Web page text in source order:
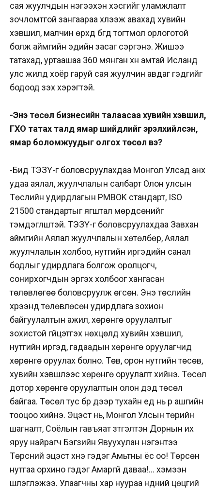
сая жуулчдын нэгээхэн хэсгийг уламжлалт
зочломтгой зангаараа хүлээж авахад хувийн
хэвшил, малчин өрхүүд бүгд тогтмол орлоготой
болж аймгийн эдийн засаг сэргэнэ. Жишээ
татахад, уртаашаа 360 мянган хүн амтай Исланд
улс жилд хоёр гаруй сая жуулчин авдаг гэдгийг
бодоод үзэх хэрэгтэй.
-Энэ төсөл бизнесийн талаасаа хувийн хэвшил,
ГХО татах талд ямар шийдлийг эрэлхийлсэн,
ямар боломжуудыг олгох төсөл вэ?
-Бид ТЭЗҮ-г боловсруулахдаа Монгол Улсад анх
удаа аялал, жуулчлалын салбарт Олон улсын
Төслийн удирдлагын PMBOK стандарт, ISO
21500 стандартыг ягштал мөрдсөнийг
тэмдэглүүштэй. ТЭЗҮ-г боловсруулахдаа Завхан
аймгийн Аялал жуулчлалын хөтөлбөр, Аялал
жуулчлалын холбоо, нутгийн иргэдийн санал
бодлыг удирдлага болгож оролцогч,
сонирхогчдын эргэх холбоог хангасан
төлөвлөгөө боловсруулж өгсөн. Энэ төслийн
хүрээнд төлөвлөсөн удирдлага зохион
байгуулалтын ажил, хөрөнгө оруулалтыг
зохистой гүйцэтгэх нөхцөлд хувийн хэвшил,
нутгийн иргэд, гадаадын хөрөнгө оруулагчид
хөрөнгө оруулах болно. Төв, орон нутгийн төсөв,
хувийн хэвшлээс хөрөнгө оруулалт хийнэ. Төсөл
дотор хөрөнгө оруулалтын олон дэд төсөл
байгаа. Төсөл тус бүр дээр тухайн үед нь үр ашгийн
тооцоо хийнэ. Эцэст нь, Монгол Улсын төрийн
шагналт, Cоёлын гавъяат зүтгэлтэн Дорнын их
яруу найрагч Бэгзийн Явуухулан нэгэнтээ
Төрсний эцэст үхнэ гэдэг Амьтны ёс оо! Төрсөн
нутгаа орхино гэдэг Амаргүй даваа!… хэмээн
шүлэглэжээ. Улаагчны хар нуураа нүдний цөцгий